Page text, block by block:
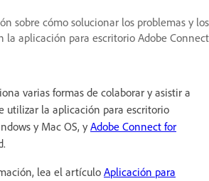
sobre cómo solucionar los problemas y los
la aplicación para escritorio Adobe Connect
varias formas de colaborar y asistir a
utilizar la aplicación para escritorio
y Mac OS, y Adobe Connect for
lea el artículo Aplicación para